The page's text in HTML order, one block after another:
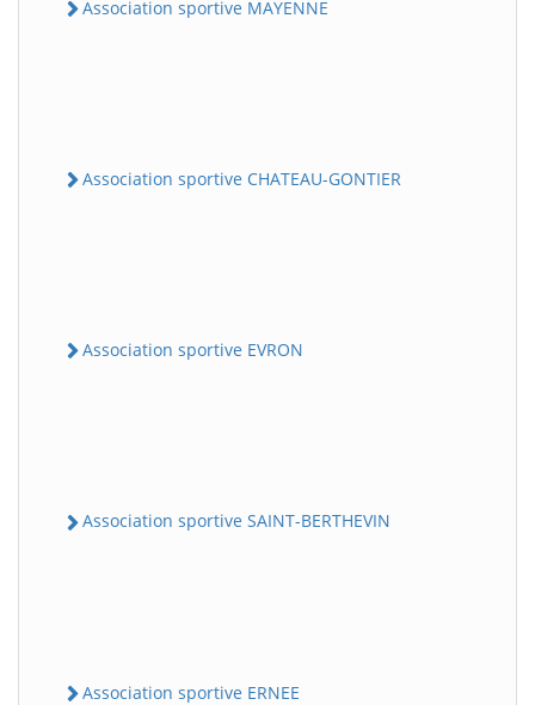
Association sportive MAYENNE
Association sportive CHATEAU-GONTIER
Association sportive EVRON
Association sportive SAINT-BERTHEVIN
Association sportive ERNEE